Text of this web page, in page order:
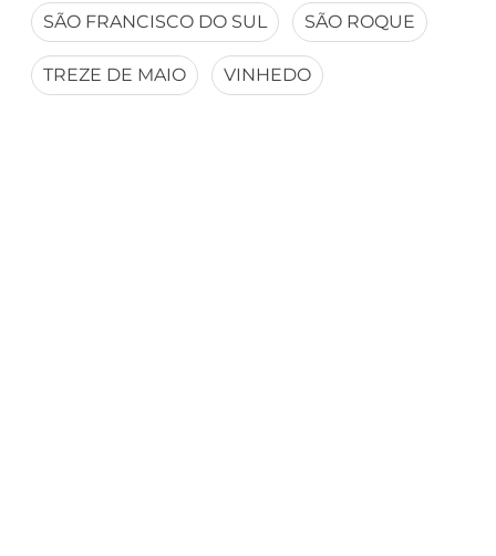
SÃO FRANCISCO DO SUL SÃO ROQUE
TREZE DE MAIO VINHEDO